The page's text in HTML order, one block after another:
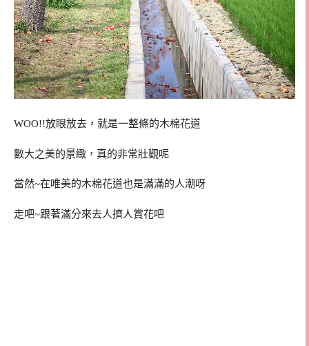
WOO!!放眼放去，就是一整條的木棉花道
數大之美的景緻，真的非常壯觀呢
當然~在唯美的木棉花道也是滿滿的人潮呀
走吧~跟著滿分來去人擠人賞花吧